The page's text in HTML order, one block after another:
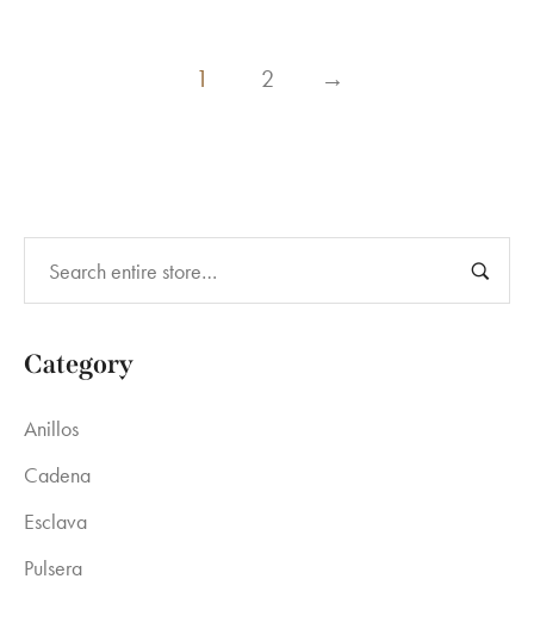
Category
Anillos
Cadena
Esclava
Pulsera
1 2 →